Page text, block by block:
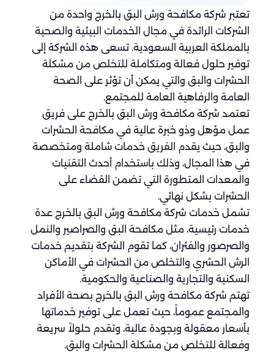
تعتبر شركة مكافحة ورش البق بالخرج واحدة من
الشركات الرائدة في مجال الخدمات البيئية والصحية
بالمملكة العربية السعودية. تسعى هذه الشركة إلى
توفير حلول فعالة ومتكاملة للتخلص من مشكلة
الحشرات والبق والتي يمكن أن تؤثر على الصحة
العامة والرفاهية العامة للمجتمع.
تعتمد شركة مكافحة ورش البق بالخرج على فريق
عمل مؤهل وذو خبرة عالية في مكافحة الحشرات
والبق، حيث يقدم الفريق خدمات شاملة ومتخصصة
في هذا المجال، وذلك باستخدام أحدث التقنيات
والمعدات المتطورة التي تضمن القضاء على
الحشرات بشكل نهائي.
تشمل خدمات شركة مكافحة ورش البق بالخرج عدة
خدمات رئيسية، مثل مكافحة البق والصراصير والنمل
والصرصور والفئران، كما تقوم الشركة بتقديم خدمات
الرش الحشري والتخلص من الحشرات في الأماكن
السكنية والتجارية والصناعية والحكومية.
تهتم شركة مكافحة ورش البق بالخرج بصحة الأفراد
والمجتمع عموماً، حيث تعمل على توفير خدماتها
بأسعار معقولة وبجودة عالية، وتقدم حلولاً سريعة
وفعالة للتخلص من مشكلة الحشرات والبق.